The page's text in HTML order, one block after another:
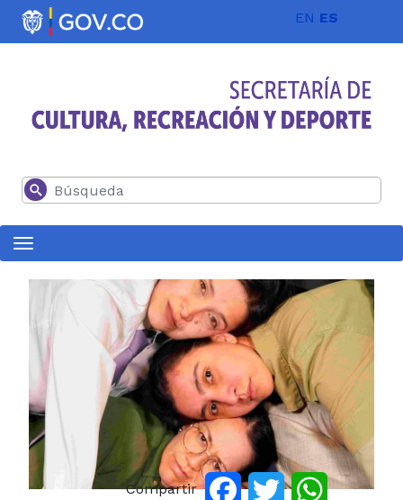
Pasar al contenido principal EN ES
Buscar
Compartir FacebookTwitterWhatsApp